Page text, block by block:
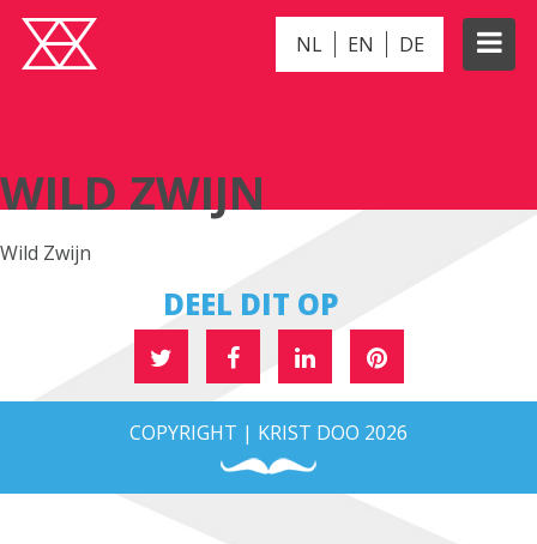
NL EN DE
WILD ZWIJN
Wild Zwijn
DEEL DIT OP
COPYRIGHT | KRIST DOO 2026